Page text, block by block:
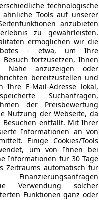
technologische
Tools auf unserer
anzubieten
zu gewährleisten.
ermöglichen wir die
- etwa, um Ihre
fortzusetzen, Ihnen
Nähe anzuzeigen oder
bereitzustellen und
Ihre E-Mail-Adresse lokal,
Suchanfragen,
der Preisbewertung
Nutzung der Webseite, da
Besuchen entfällt. Mit Ihrer
Informationen an von
Einige Cookies/Tools
um von Ihnen bei
Informationen für 30 Tage
Zeitraums automatisch für
Verwendung solcher
Funktionen ganz oder